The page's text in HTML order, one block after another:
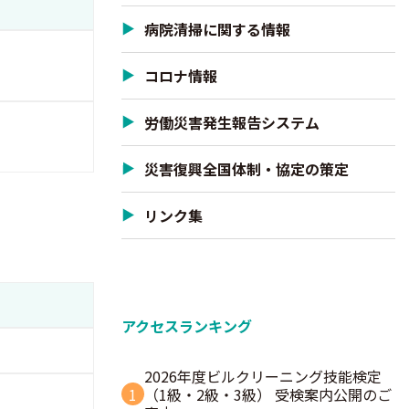
病院清掃に関する情報
コロナ情報
労働災害発生報告システム
災害復興全国体制・協定の策定
リンク集
アクセスランキング
1
2026年度ビルクリーニング技能検定
（1級・2級・3級） 受検案内公開のご